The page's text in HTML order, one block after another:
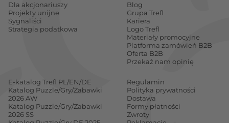
Dla akcjonariuszy
Projekty unijne
Sygnaliści
Strategia podatkowa
Blog
Grupa Trefl
Kariera
Logo Trefl
Materiały promocyjne
Platforma zamówień B2B
Oferta B2B
Przekaż nam opinię
E-katalog Trefl PL/EN/DE
Katalog Puzzle/Gry/Zabawki
2026 AW
Katalog Puzzle/Gry/Zabawki
2026 SS
Regulamin
Polityka prywatności
Dostawa
Formy płatności
Zwroty